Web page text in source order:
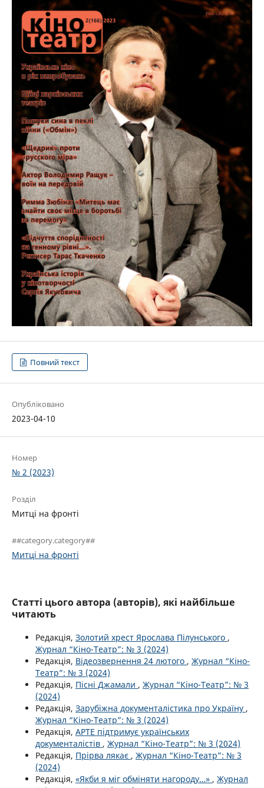
Повний текст
Опубліковано
2023-04-10
Номер
№ 2 (2023)
Розділ
Митці на фронті
##category.category##
Митці на фронті
Статті цього автора (авторів), які найбільше
читають
Редакція, Золотий хрест Ярослава Пілунського ,
Журнал “Кіно-Театр”: № 3 (2024)
Редакція, Відеозвернення 24 лютого , Журнал “Кіно-
Театр”: № 3 (2024)
Редакція, Пісні Джамали , Журнал “Кіно-Театр”: № 3
(2024)
Редакція, Зарубіжна документалістика про Україну ,
Журнал “Кіно-Театр”: № 3 (2024)
Редакція, АРТЕ підтримує українських
документалістів , Журнал “Кіно-Театр”: № 3 (2024)
Редакція, Прірва лякає , Журнал “Кіно-Театр”: № 3
(2024)
Редакція, «Якби я міг обміняти нагороду…» , Журнал